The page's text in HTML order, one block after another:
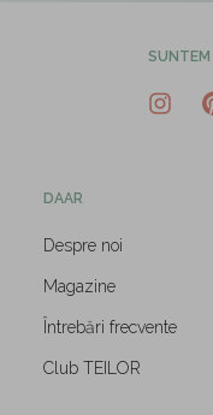
SUNTEM
DAAR
Despre noi
Magazine
Întrebări frecvente
Club TEILOR